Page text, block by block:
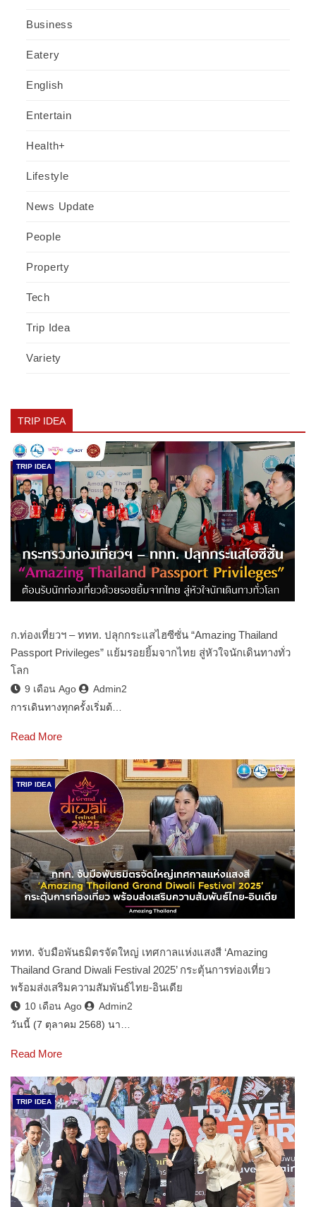
Business
Eatery
English
Entertain
Health+
Lifestyle
News Update
People
Property
Tech
Trip Idea
Variety
TRIP IDEA
TRIP IDEA
ก.ท่องเที่ยวฯ – ททท. ปลุกกระแสไฮซีซั่น “Amazing Thailand
Passport Privileges” แย้มรอยยิ้มจากไทย สู่หัวใจนักเดินทางทั่ว
โลก
9 เดือน Ago
Admin2
การเดินทางทุกครั้งเริ่มต้…
Read More
TRIP IDEA
ททท. จับมือพันธมิตรจัดใหญ่ เทศกาลแห่งแสงสี ‘Amazing
Thailand Grand Diwali Festival 2025’ กระตุ้นการท่องเที่ยว
พร้อมส่งเสริมความสัมพันธ์ไทย-อินเดีย
10 เดือน Ago
Admin2
วันนี้ (7 ตุลาคม 2568) นา…
Read More
TRIP IDEA